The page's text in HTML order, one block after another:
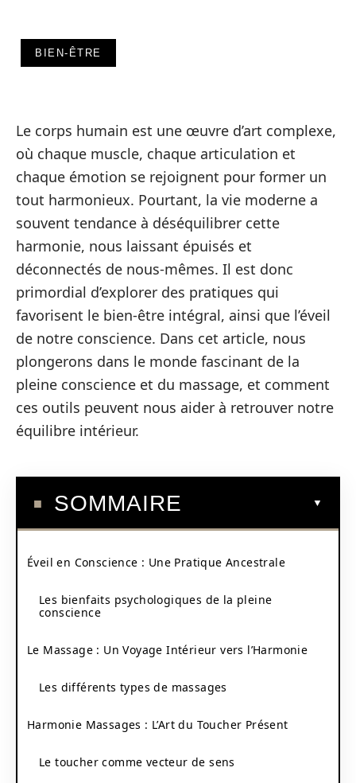
BIEN-ÊTRE
Le corps humain est une œuvre d’art complexe,
où chaque muscle, chaque articulation et
chaque émotion se rejoignent pour former un
tout harmonieux. Pourtant, la vie moderne a
souvent tendance à déséquilibrer cette
harmonie, nous laissant épuisés et
déconnectés de nous-mêmes. Il est donc
primordial d’explorer des pratiques qui
favorisent le bien-être intégral, ainsi que l’éveil
de notre conscience. Dans cet article, nous
plongerons dans le monde fascinant de la
pleine conscience et du massage, et comment
ces outils peuvent nous aider à retrouver notre
équilibre intérieur.
SOMMAIRE
Éveil en Conscience : Une Pratique Ancestrale
Les bienfaits psychologiques de la pleine
conscience
Le Massage : Un Voyage Intérieur vers l’Harmonie
Les différents types de massages
Harmonie Massages : L’Art du Toucher Présent
Le toucher comme vecteur de sens